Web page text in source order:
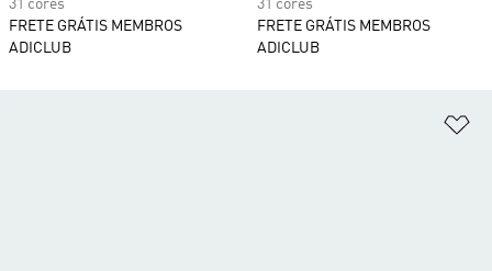
31 cores
FRETE GRÁTIS MEMBROS
ADICLUB
31 cores
FRETE GRÁTIS MEMBROS
ADICLUB